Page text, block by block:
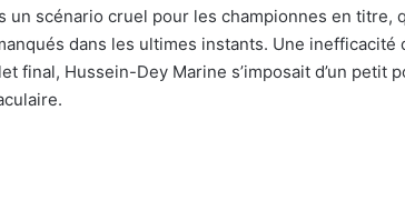
un scénario cruel pour les championnes en titre,
dans les ultimes instants. Une inefficacité
final, Hussein-Dey Marine s’imposait d’un petit